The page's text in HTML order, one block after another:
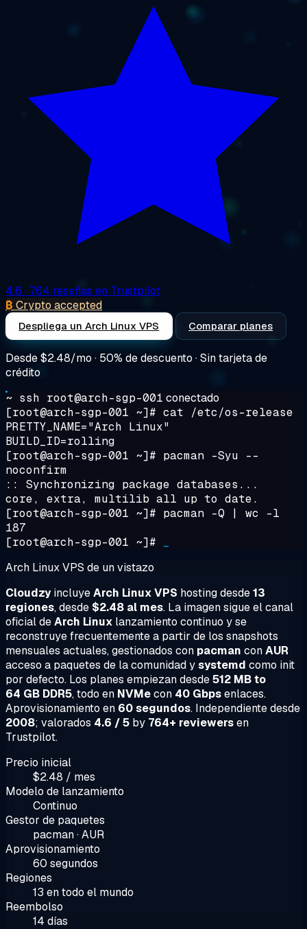
4.6 · 764 reseñas en Trustpilot
₿ Crypto accepted
Despliega un Arch Linux VPS Comparar planes
Desde$2.48/mo · 50% de descuento · Sin tarjeta de
crédito
~ ssh root@arch-sgp-001 conectado
[root@arch-sgp-001 ~]# cat /etc/os-release
PRETTY_NAME="Arch Linux"
BUILD_ID=rolling
[root@arch-sgp-001 ~]# pacman -Syu --
noconfirm
:: Synchronizing package databases...
core, extra, multilib all up to date.
[root@arch-sgp-001 ~]# pacman -Q | wc -l
187
[root@arch-sgp-001 ~]#
Arch Linux VPS de un vistazo
CloudzyincluyeArch Linux VPS hosting desde13
regiones, desde $2.48 al mes. La imagen sigue el canal
oficial deArch Linux lanzamiento continuo y se
reconstruye frecuentemente a partir de los snapshots
mensuales actuales, gestionados con pacman conAUR
acceso a paquetes de la comunidad ysystemd como init
por defecto. Los planes empiezan desde512 MB to
64 GB DDR5, todo en NVMecon 40 Gbpsenlaces.
Aprovisionamiento en 60 segundos. Independiente desde
2008; valorados 4.6 / 5 by 764+ reviewersen
Trustpilot.
Precio inicial
$2.48 / mes
Modelo de lanzamiento
Continuo
Gestor de paquetes
pacman · AUR
Aprovisionamiento
60 segundos
Regiones
13 en todo el mundo
Reembolso
14 días